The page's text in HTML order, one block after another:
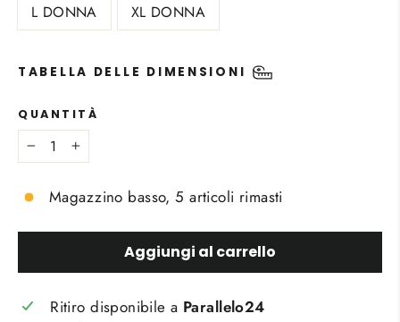
L DONNA XL DONNA
TABELLA DELLE DIMENSIONI
QUANTITÀ
−
+
Magazzino basso, 5 articoli rimasti
Aggiungi al carrello
Ritiro disponibile a Parallelo24